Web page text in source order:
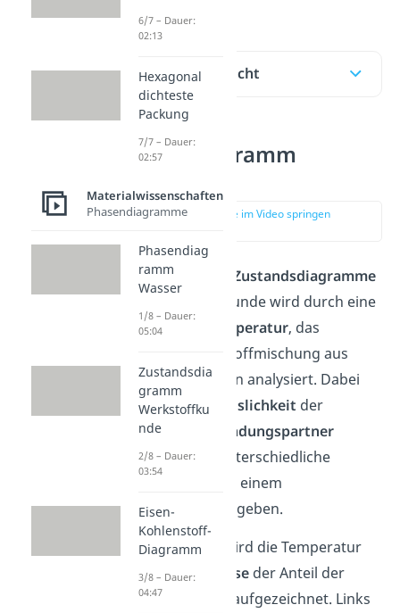
Inhaltsübersicht
Phasendiagramm
zur Stelle im Video springen
Bei dieser Art der
Zustandsdiagramme
in der Werkstoffkunde wird durch eine
Variation der Temperatur, das
Verhalten einer Stoffmischung aus
zwei Komponenten analysiert. Dabei
kann es je nach
Löslichkeit der
verschiedenen
Bindungspartner
untereinander, unterschiedliche
Besonderheiten in einem
Phasendiagramm geben.
Auf dery-Achse
wird die Temperatur
und auf derx-Achse der Anteil der
jeweiligen Atome aufgezeichnet. Links
6/7 – Dauer:
02:13
Hexagonal
dichteste
Packung
7/7 – Dauer:
02:57
Materialwissenschaften
Phasendiagramme
Phasendiag
ramm
Wasser
1/8 – Dauer:
05:04
Zustandsdia
gramm
Werkstoffku
nde
2/8 – Dauer:
03:54
Eisen-
Kohlenstoff-
Diagramm
3/8 – Dauer:
04:47